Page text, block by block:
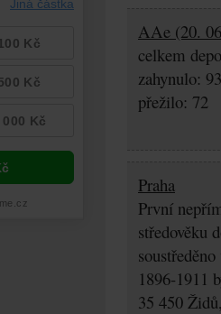
AAe (20.
celkem
zahynulo:
přežilo: 72
Praha
První
středověku
1896-1911
35 450